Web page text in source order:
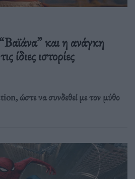
και η ανάγκη
ίδιες ιστορίες
ώστε να συνδεθεί με τον μύθο